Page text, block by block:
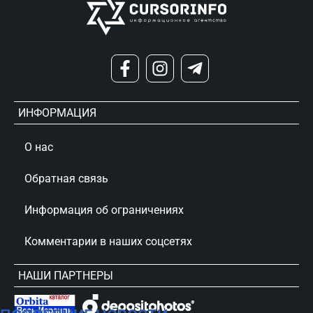
ИНФОРМАЦИЯ
О нас
Обратная связь
Информация об ограничениях
Комментарии в наших соцсетях
НАШИ ПАРТНЕРЫ